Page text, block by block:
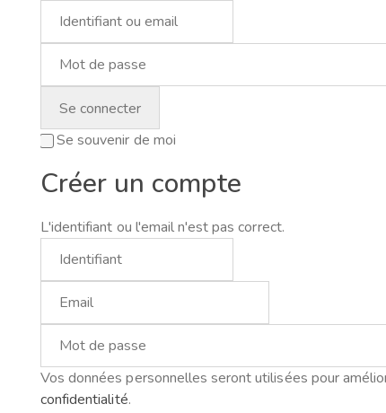
Se souvenir de moi
Créer un compte
L'identifiant ou l'email n'est pas correct.
Vos données personnelles seront utilisées pour
confidentialité.